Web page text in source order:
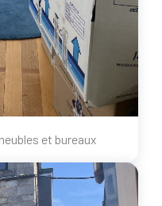
et bureaux